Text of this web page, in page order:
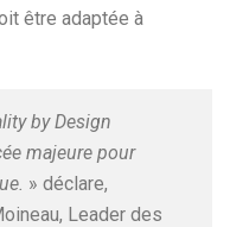
être adaptée à
by Design
majeure pour
» déclare,
Leader des